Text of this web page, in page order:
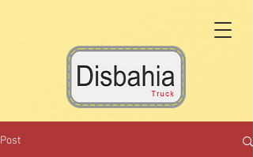
Post